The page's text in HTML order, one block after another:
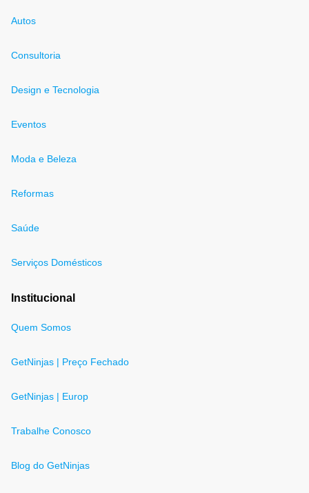
Autos
Consultoria
Design e Tecnologia
Eventos
Moda e Beleza
Reformas
Saúde
Serviços Domésticos
Institucional
Quem Somos
GetNinjas | Preço Fechado
GetNinjas | Europ
Trabalhe Conosco
Blog do GetNinjas